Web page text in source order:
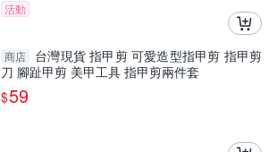
活動
商店
台灣現貨 指甲剪 可愛造型指甲剪 指甲剪
刀 腳趾甲剪 美甲工具 指甲剪兩件套
$59